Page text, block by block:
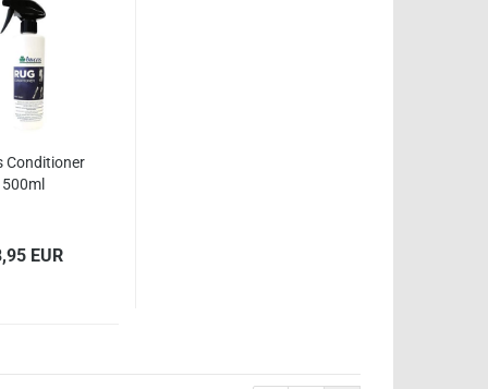
Conditioner
500ml
EUR